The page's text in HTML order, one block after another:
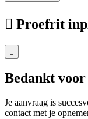
Proefrit
Bedankt
Je aanvraag is
contact met je